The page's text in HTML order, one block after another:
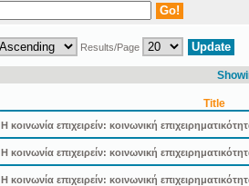
Results/Page
Title
Η κοινωνία επιχειρείν: κοινωνική
Η κοινωνία επιχειρείν: κοινωνική
Η κοινωνία επιχειρείν: κοινωνική